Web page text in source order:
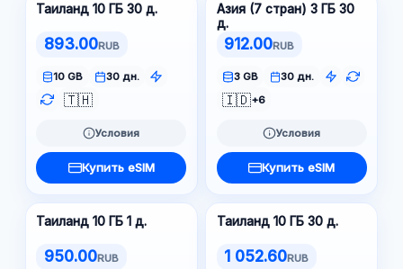
Таиланд 10 ГБ 30 д.
893.00RUB
10 GB 30 дн.
🇹🇭
Условия
Купить eSIM
Азия (7 стран) 3 ГБ 30
д.
912.00RUB
3 GB 30 дн.
🇮🇩+6
Условия
Купить eSIM
Таиланд 10 ГБ 1 д.
950.00RUB
Таиланд 10 ГБ 30 д.
1 052.60RUB